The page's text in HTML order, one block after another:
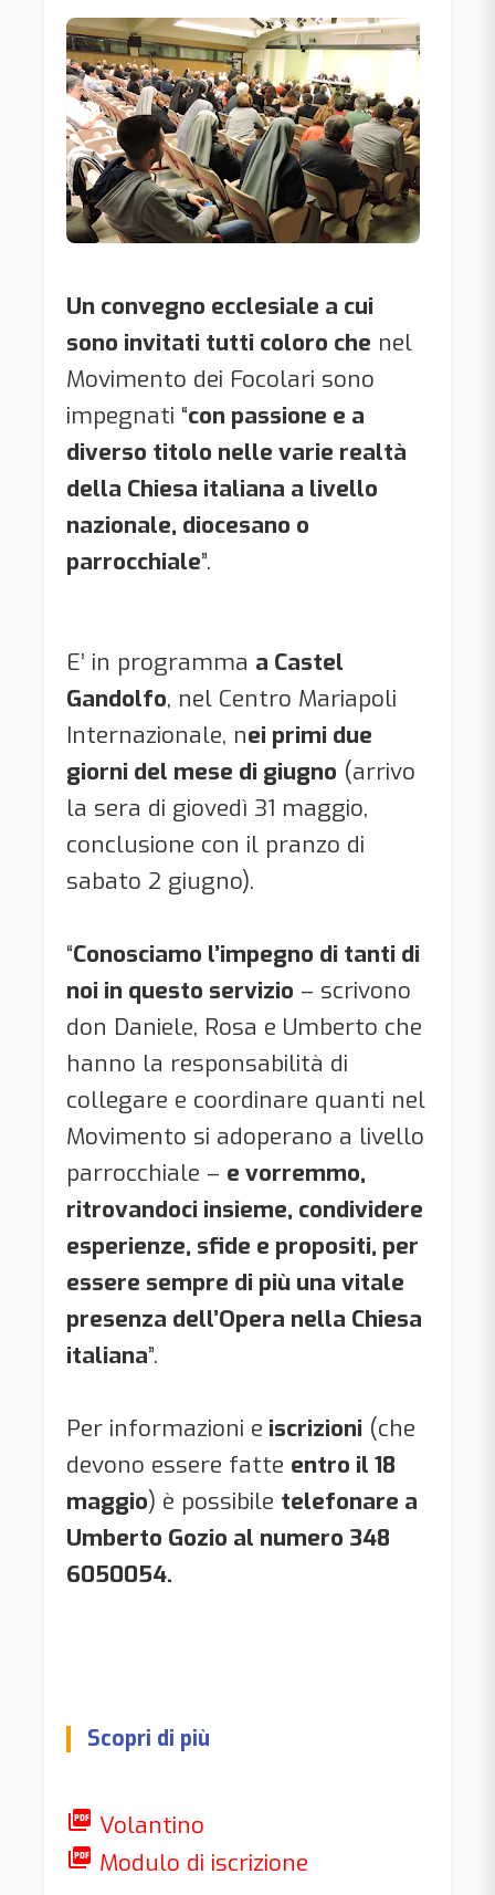
Un convegno ecclesiale a cui
sono invitati tutti coloro che nel
Movimento dei Focolari sono
impegnati “con passione e a
diverso titolo nelle varie realtà
della Chiesa italiana a livello
nazionale, diocesano o
parrocchiale”.
E’ in programma a Castel
Gandolfo, nel Centro Mariapoli
Internazionale, nei primi due
giorni del mese di giugno (arrivo
la sera di giovedì 31 maggio,
conclusione con il pranzo di
sabato 2 giugno).
“Conosciamo l’impegno di tanti di
noi in questo servizio – scrivono
don Daniele, Rosa e Umberto che
hanno la responsabilità di
collegare e coordinare quanti nel
Movimento si adoperano a livello
parrocchiale – e vorremmo,
ritrovandoci insieme, condividere
esperienze, sfide e propositi, per
essere sempre di più una vitale
presenza dell’Opera nella Chiesa
italiana”.
Per informazioni e iscrizioni (che
devono essere fatte entro il 18
maggio) è possibile telefonare a
Umberto Gozio al numero 348
6050054.
Scopri di più
picture_as_pdf Volantino
picture_as_pdf Modulo di iscrizione